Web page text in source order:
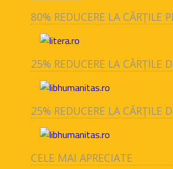
80% REDUCERE LA CĂRȚILE
25% REDUCERE LA CĂRȚILE
25% REDUCERE LA CĂRȚILE
CELE MAI APRECIATE